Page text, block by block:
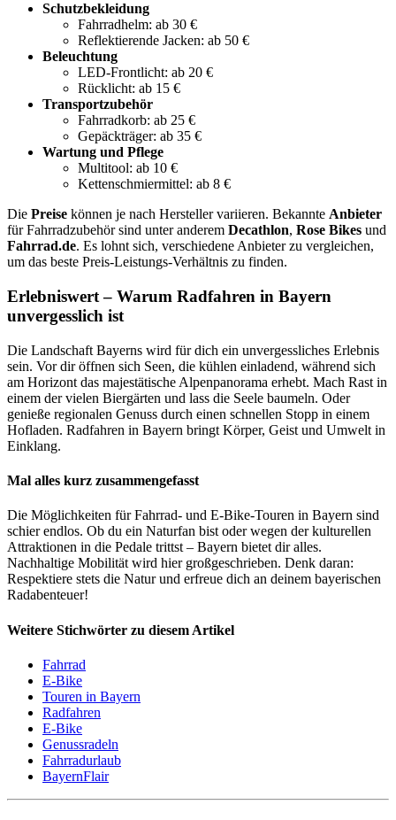
Schutzbekleidung
Fahrradhelm: ab 30 €
Reflektierende Jacken: ab 50 €
Beleuchtung
LED-Frontlicht: ab 20 €
Rücklicht: ab 15 €
Transportzubehör
Fahrradkorb: ab 25 €
Gepäckträger: ab 35 €
Wartung und Pflege
Multitool: ab 10 €
Kettenschmiermittel: ab 8 €
Die Preise können je nach Hersteller variieren. Bekannte Anbieter
für Fahrradzubehör sind unter anderem Decathlon, Rose Bikes und
Fahrrad.de. Es lohnt sich, verschiedene Anbieter zu vergleichen,
um das beste Preis-Leistungs-Verhältnis zu finden.
Erlebniswert – Warum Radfahren in Bayern
unvergesslich ist
Die Landschaft Bayerns wird für dich ein unvergessliches Erlebnis
sein. Vor dir öffnen sich Seen, die kühlen einladend, während sich
am Horizont das majestätische Alpenpanorama erhebt. Mach Rast in
einem der vielen Biergärten und lass die Seele baumeln. Oder
genieße regionalen Genuss durch einen schnellen Stopp in einem
Hofladen. Radfahren in Bayern bringt Körper, Geist und Umwelt in
Einklang.
Mal alles kurz zusammengefasst
Die Möglichkeiten für Fahrrad- und E-Bike-Touren in Bayern sind
schier endlos. Ob du ein Naturfan bist oder wegen der kulturellen
Attraktionen in die Pedale trittst – Bayern bietet dir alles.
Nachhaltige Mobilität wird hier großgeschrieben. Denk daran:
Respektiere stets die Natur und erfreue dich an deinem bayerischen
Radabenteuer!
Weitere Stichwörter zu diesem Artikel
Fahrrad
E-Bike
Touren in Bayern
Radfahren
E-Bike
Genussradeln
Fahrradurlaub
BayernFlair